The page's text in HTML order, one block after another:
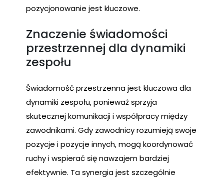
pozycjonowanie jest kluczowe.
Znaczenie świadomości
przestrzennej dla dynamiki
zespołu
Świadomość przestrzenna jest kluczowa dla
dynamiki zespołu, ponieważ sprzyja
skutecznej komunikacji i współpracy między
zawodnikami. Gdy zawodnicy rozumieją swoje
pozycje i pozycje innych, mogą koordynować
ruchy i wspierać się nawzajem bardziej
efektywnie. Ta synergia jest szczególnie